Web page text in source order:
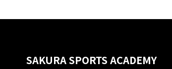
SAKURA SPORTS ACADEMY